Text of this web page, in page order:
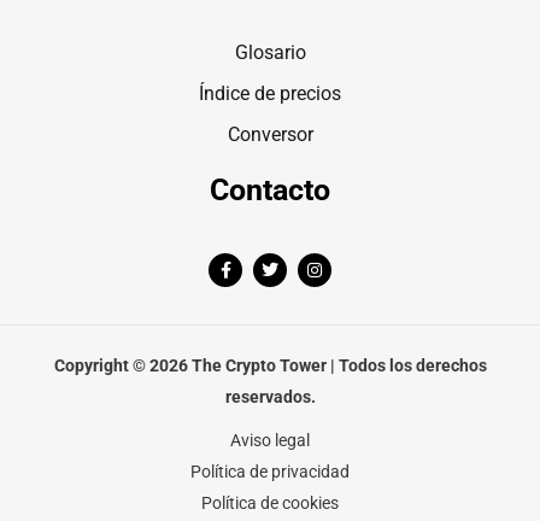
Glosario
Índice de precios
Conversor
Contacto
F
a
o
-
T
w
r
I
n
r
m
Copyright © 2026 The Crypto Tower | Todos los derechos
reservados.
Aviso legal
Política de privacidad
Política de cookies